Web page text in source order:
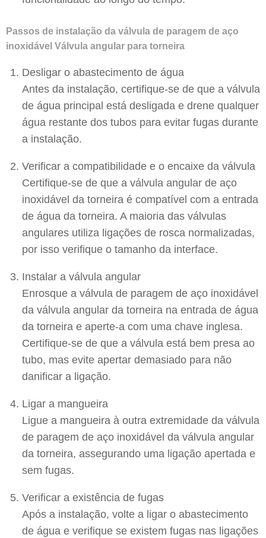
Passos de instalação da válvula de paragem de aço
inoxidável Válvula angular para torneira
Desligar o abastecimento de água
Antes da instalação, certifique-se de que a válvula
de água principal está desligada e drene qualquer
água restante dos tubos para evitar fugas durante
a instalação.
Verificar a compatibilidade e o encaixe da válvula
Certifique-se de que a válvula angular de aço
inoxidável da torneira é compatível com a entrada
de água da torneira. A maioria das válvulas
angulares utiliza ligações de rosca normalizadas,
por isso verifique o tamanho da interface.
Instalar a válvula angular
Enrosque a válvula de paragem de aço inoxidável
da válvula angular da torneira na entrada de água
da torneira e aperte-a com uma chave inglesa.
Certifique-se de que a válvula está bem presa ao
tubo, mas evite apertar demasiado para não
danificar a ligação.
Ligar a mangueira
Ligue a mangueira à outra extremidade da válvula
de paragem de aço inoxidável da válvula angular
da torneira, assegurando uma ligação apertada e
sem fugas.
Verificar a existência de fugas
Após a instalação, volte a ligar o abastecimento
de água e verifique se existem fugas nas ligações